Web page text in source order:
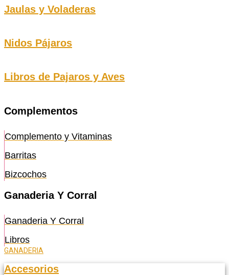
Jaulas y Voladeras
Nidos Pájaros
Libros de Pajaros y Aves
Complementos
Complemento y Vitaminas
Barritas
Bizcochos
Ganaderia Y Corral
Ganaderia Y Corral
Libros
GANADERIA
Accesorios